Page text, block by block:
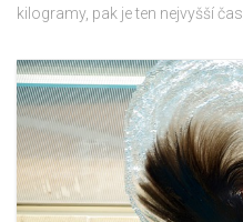
kilogramy, pak je ten nejvyšší